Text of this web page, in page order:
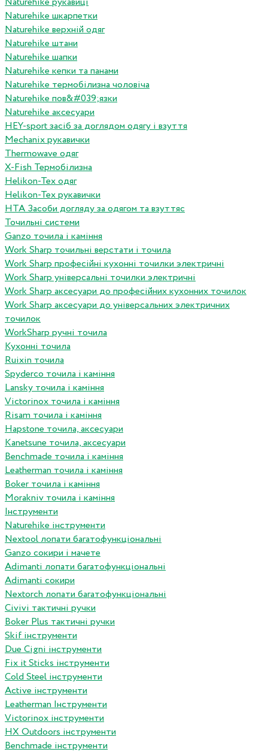
Naturehike шкарпетки
Naturehike верхній одяг
Naturehike штани
Naturehike шапки
Naturehike кепки та панами
Naturehike термобілизна чоловіча
Naturehike пов&#039;язки
Naturehike аксесуари
HEY-sport засіб за доглядом одягу і взуття
Mechanix рукавички
Thermowave одяг
X-Fish Термобілизна
Helikon-Tex одяг
Helikon-Tex рукавички
HTA Засоби догляду за одягом та взуттяс
Точильні системи
Ganzo точила і каміння
Work Sharp точильні верстати і точила
Work Sharp професiйнi кухоннi точилки электричнi
Work Sharp унiверсальнi точилки электричнi
Work Sharp аксесуари до професiйних кухонних точилок
Work Sharp аксесуари до унiверсальних электричних
точилок
WorkSharp ручні точила
Кухонні точила
Ruixin точила
Spyderco точила і каміння
Lansky точила і каміння
Victorinox точила і каміння
Risam точила і каміння
Hapstone точила, аксесуари
Kanetsune точила, аксесуари
Benchmade точила і каміння
Leatherman точила і каміння
Boker точила і каміння
Morakniv точила і каміння
Інструменти
Naturehike інструменти
Nextool лопати багатофункціональні
Ganzo сокири і мачете
Adimanti лопати багатофункціональні
Adimanti сокири
Nextorch лопати багатофункціональні
Сivivi тактичні ручки
Boker Plus тактичні ручки
Skif інструменти
Due Cigni інструменти
Fix it Sticks інструменти
Сold Steel інструменти
Active інструменти
Leatherman Інструменти
Victorinox інструменти
HX Outdoors інструменти
Benchmade інструменти